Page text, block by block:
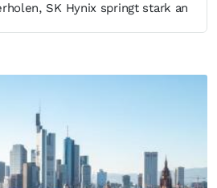
SK Hynix springt stark an